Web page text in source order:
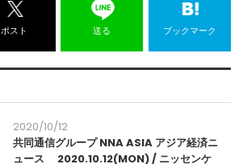
ポスト 送る ブックマーク
2020/10/12
共同通信グループ NNA ASIA アジア経済ニ
ュース 2020.10.12(MON) / ニッセンケ